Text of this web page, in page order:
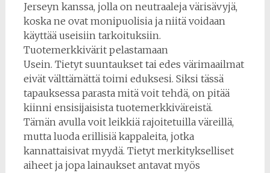
Jerseyn kanssa, jolla on neutraaleja värisävyjä,
koska ne ovat monipuolisia ja niitä voidaan
käyttää useisiin tarkoituksiin.
Tuotemerkkivärit pelastamaan
Usein. Tietyt suuntaukset tai edes värimaailmat
eivät välttämättä toimi eduksesi. Siksi tässä
tapauksessa parasta mitä voit tehdä, on pitää
kiinni ensisijaisista tuotemerkkiväreistä.
Tämän avulla voit leikkiä rajoitetuilla väreillä,
mutta luoda erillisiä kappaleita, jotka
kannattaisivat myydä. Tietyt merkitykselliset
aiheet ja jopa lainaukset antavat myös